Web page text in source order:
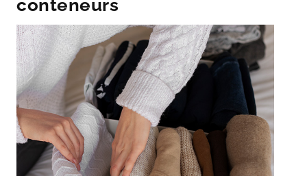
conteneurs